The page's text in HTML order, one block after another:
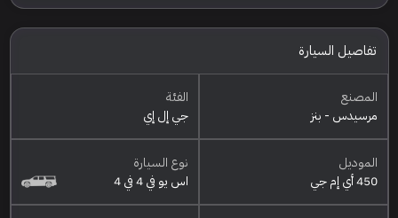
تفاصيل السيارة
المصنع
مرسيدس - بنز
الفئة
جي إل إي
الموديل
450 أي إم جي
نوع السيارة
اس يو في 4 في 4